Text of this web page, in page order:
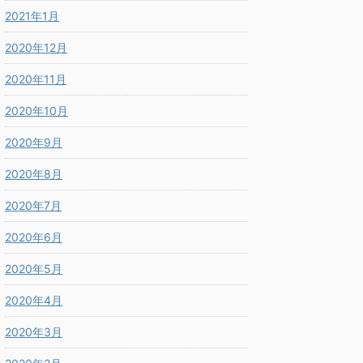
2021年1月
2020年12月
2020年11月
2020年10月
2020年9月
2020年8月
2020年7月
2020年6月
2020年5月
2020年4月
2020年3月